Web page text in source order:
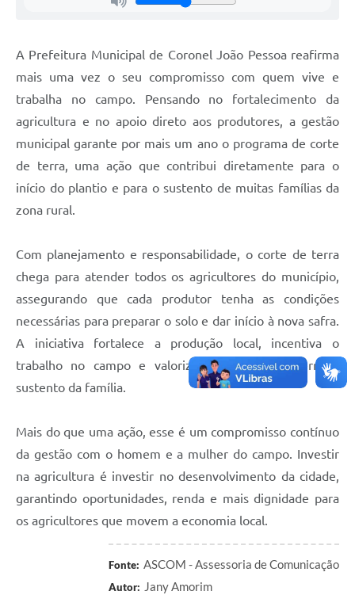
A Prefeitura Municipal de Coronel João Pessoa reafirma
mais uma vez o seu compromisso com quem vive e
trabalha no campo. Pensando no fortalecimento da
agricultura e no apoio direto aos produtores, a gestão
municipal garante por mais um ano o programa de corte
de terra, uma ação que contribui diretamente para o
início do plantio e para o sustento de muitas famílias da
zona rural.
Com planejamento e responsabilidade, o corte de terra
chega para atender todos os agricultores do município,
assegurando que cada produtor tenha as condições
necessárias para preparar o solo e dar início à nova safra.
A iniciativa fortalece a produção local, incentiva o
trabalho no campo e valoriza quem tira da terra o
sustento da família.
Mais do que uma ação, esse é um compromisso contínuo
da gestão com o homem e a mulher do campo. Investir
na agricultura é investir no desenvolvimento da cidade,
garantindo oportunidades, renda e mais dignidade para
os agricultores que movem a economia local.
Fonte: ASCOM - Assessoria de Comunicação
Autor: Jany Amorim